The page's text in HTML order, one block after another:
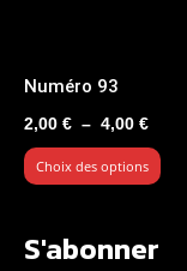
Numéro 93
2,00 € – 4,00 €Plage
de
prix :
4,00 €
Choix des options
S'abonner